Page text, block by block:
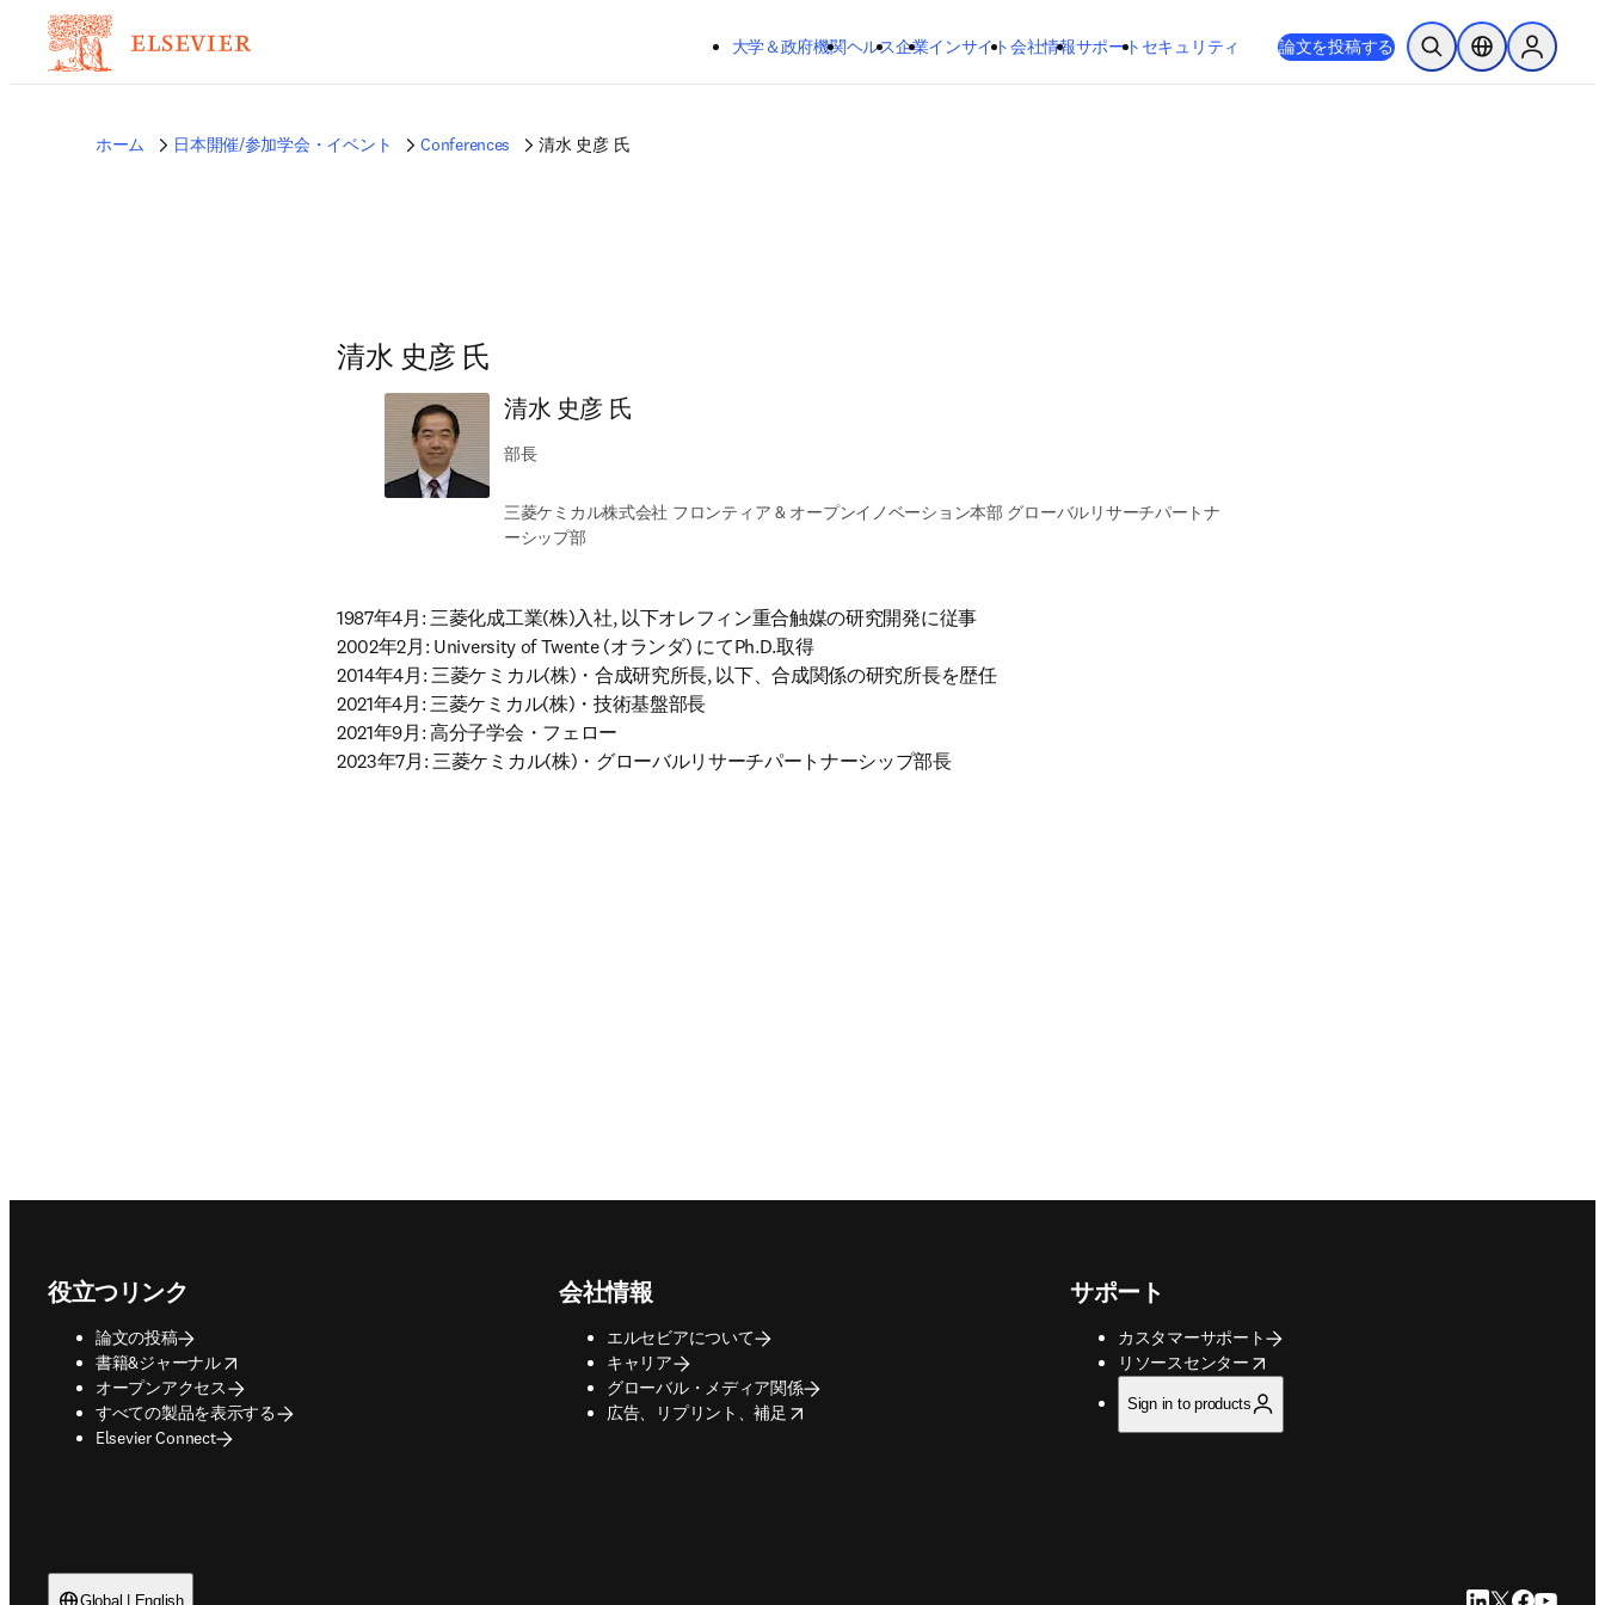
メインのコンテンツにスキップする
大学＆政府機関ヘルス企業インサイト会社情報サポート 新しいタブ／ウィンドウで開く
opens in new tab/window
セキュリティ 論文を投稿する 検索を開くロケーションセ
Sign in to
ホーム 日本開催/参加学会・イベント Conferences 清水 史彦 氏
清水 史彦 氏
清水 史彦 氏
部長
三菱ケミカル株式会社 フロンティア & オープンイノベーション本部 グローバルリサーチパートナ
ーシップ部
1987年4月: 三菱化成工業(株)入社, 以下オレフィン重合触媒の研究開発に従事
2002年2月: University of Twente (オランダ) にてPh.D.取得
2014年4月: 三菱ケミカル(株)・合成研究所長, 以下、合成関係の研究所長を歴任
2021年4月: 三菱ケミカル(株)・技術基盤部長
2021年9月: 高分子学会・フェロー
2023年7月: 三菱ケミカル(株)・グローバルリサーチパートナーシップ部長
役立つリンク
論文の投稿
書籍&ジャーナル
opens in new tab/window
オープンアクセス
すべての製品を表示する
Elsevier Connect
会社情報
エルセビアについて
キャリア
グローバル・メディア関係
広告、リプリント、補足
opens in new tab/window
サポート
カスタマーサポート
リソースセンター
opens in new tab/window
Sign in to products
Global | English LinkedIn 新しい
Twitter 新しい
Facebook
YouTube